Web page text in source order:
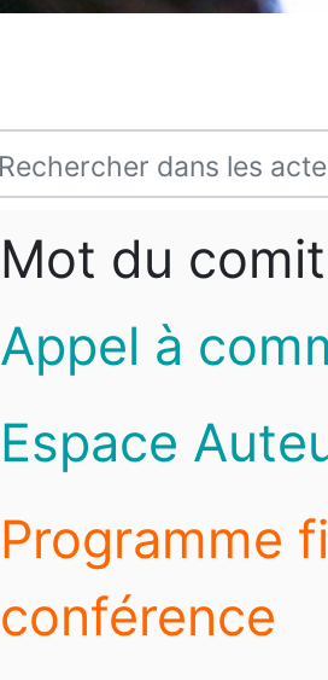
Mot du
Appel à
Espace
Programme
conférence